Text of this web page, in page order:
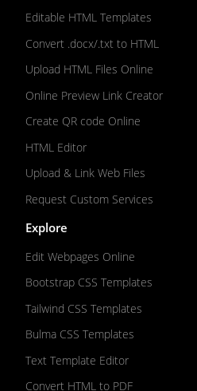
Editable HTML Templates
Convert .docx/.txt to HTML
Upload HTML Files Online
Online Preview Link Creator
Create QR code Online
HTML Editor
Upload & Link Web Files
Request Custom Services
Explore
Edit Webpages Online
Bootstrap CSS Templates
Tailwind CSS Templates
Bulma CSS Templates
Text Template Editor
Convert HTML to PDF